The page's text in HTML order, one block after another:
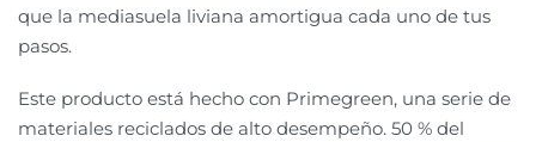
que la mediasuela liviana amortigua cada uno de tus
pasos.
Este producto está hecho con Primegreen, una serie de
materiales reciclados de alto desempeño. 50 % del